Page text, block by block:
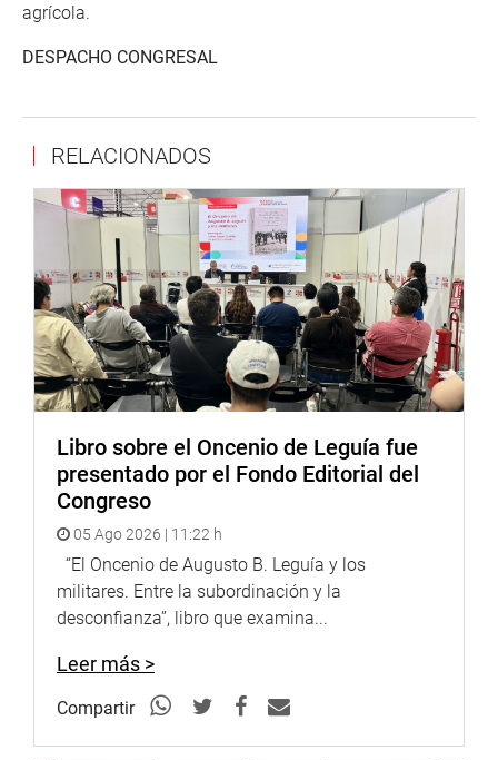
agrícola.
DESPACHO CONGRESAL
RELACIONADOS
Libro sobre el Oncenio de Leguía fue
presentado por el Fondo Editorial del
Congreso
05 Ago 2026 | 11:22 h
“El Oncenio de Augusto B. Leguía y los
militares. Entre la subordinación y la
desconfianza”, libro que examina...
Leer más >
Compartir